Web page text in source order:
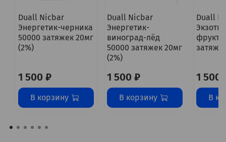
Duall Nicbar
Энергетик-черника
50000 затяжек 20мг
(2%)
1 500 ₽
В корзину
Duall Nicbar
Энергетик-
виноград-лёд
50000 затяжек 20мг
(2%)
1 500 ₽
В корзину
Duall
1 500
В